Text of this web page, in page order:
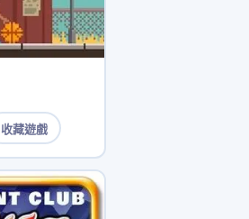
收藏遊戲